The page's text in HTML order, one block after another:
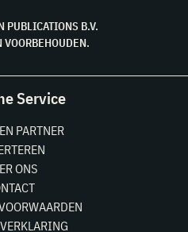
B.V.
VOORBEHOUDEN.
Service
PARTNER
ONS